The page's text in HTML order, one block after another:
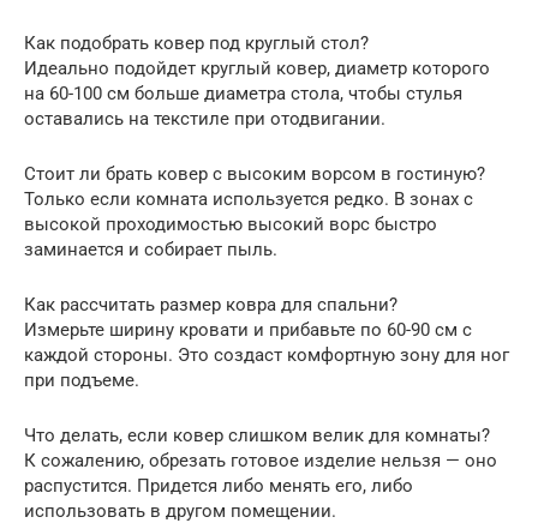
Как подобрать ковер под круглый стол?
Идеально подойдет круглый ковер, диаметр которого
на 60-100 см больше диаметра стола, чтобы стулья
оставались на текстиле при отодвигании.
Стоит ли брать ковер с высоким ворсом в гостиную?
Только если комната используется редко. В зонах с
высокой проходимостью высокий ворс быстро
заминается и собирает пыль.
Как рассчитать размер ковра для спальни?
Измерьте ширину кровати и прибавьте по 60-90 см с
каждой стороны. Это создаст комфортную зону для ног
при подъеме.
Что делать, если ковер слишком велик для комнаты?
К сожалению, обрезать готовое изделие нельзя — оно
распустится. Придется либо менять его, либо
использовать в другом помещении.